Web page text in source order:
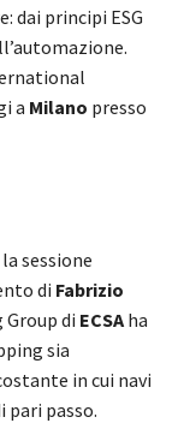
principi ESG
a Milano presso
sessione
di Fabrizio
Group di ECSA ha
sia
in cui navi
passo.